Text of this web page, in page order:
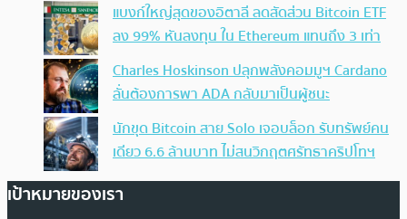
แบงก์ใหญ่สุดของอิตาลี ลดสัดส่วน Bitcoin ETF
ลง 99% หันลงทุน ใน Ethereum แทนถึง 3 เท่า
Charles Hoskinson ปลุกพลังคอมมูฯ Cardano
ลั่นต้องการพา ADA กลับมาเป็นผู้ชนะ
นักขุด Bitcoin สาย Solo เจอบล็อก รับทรัพย์คน
เดียว 6.6 ล้านบาท ไม่สนวิกฤตศรัทธาคริปโทฯ
เป้าหมายของเรา